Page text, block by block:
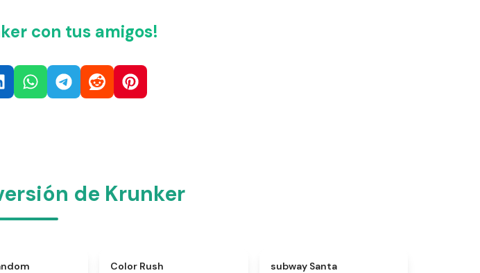
con tus amigos!
de Krunker
Color Rush subway Santa